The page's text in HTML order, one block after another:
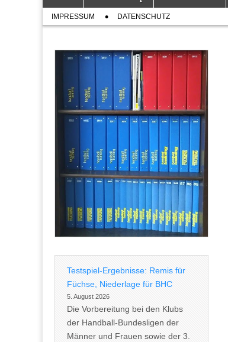
menu
content
Sub
menu
IMPRESSUM DATENSCHUTZ
Testspiel-Ergebnisse: Remis für
Füchse, Niederlage für BHC
5. August 2026
Die Vorbereitung bei den Klubs
der Handball-Bundesligen der
Männer und Frauen sowie der 3.